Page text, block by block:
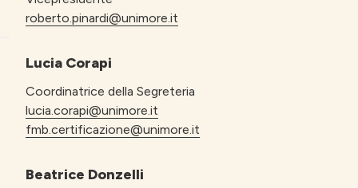
roberto.pinardi@unimore.it
Lucia Corapi
Coordinatrice della Segreteria
lucia.corapi@unimore.it
fmb.certificazione@unimore.it
Beatrice Donzelli